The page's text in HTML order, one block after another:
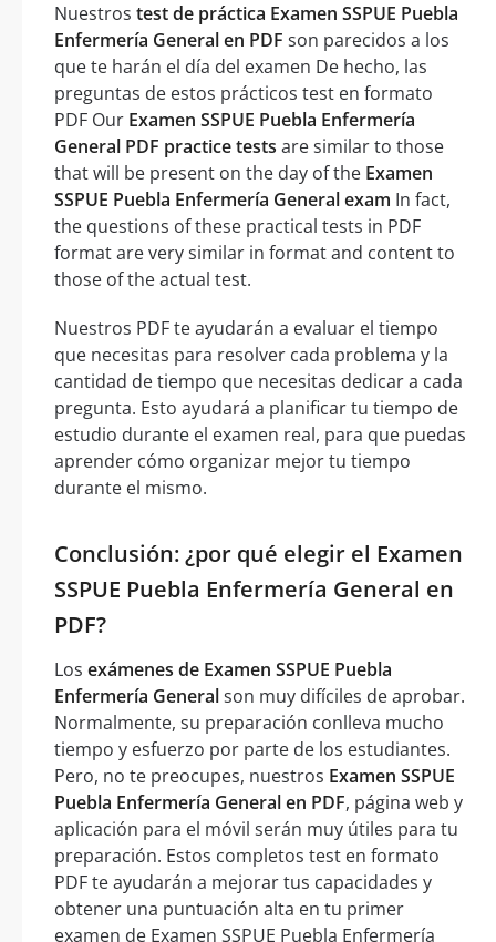
Nuestros test de práctica Examen SSPUE Puebla
Enfermería General en PDF son parecidos a los
que te harán el día del examen De hecho, las
preguntas de estos prácticos test en formato
PDF Our Examen SSPUE Puebla Enfermería
General PDF practice tests are similar to those
that will be present on the day of the Examen
SSPUE Puebla Enfermería General exam In fact,
the questions of these practical tests in PDF
format are very similar in format and content to
those of the actual test.
Nuestros PDF te ayudarán a evaluar el tiempo
que necesitas para resolver cada problema y la
cantidad de tiempo que necesitas dedicar a cada
pregunta. Esto ayudará a planificar tu tiempo de
estudio durante el examen real, para que puedas
aprender cómo organizar mejor tu tiempo
durante el mismo.
Conclusión: ¿por qué elegir el Examen
SSPUE Puebla Enfermería General en
PDF?
Los exámenes de Examen SSPUE Puebla
Enfermería Generalson muy difíciles de aprobar.
Normalmente, su preparación conlleva mucho
tiempo y esfuerzo por parte de los estudiantes.
Pero, no te preocupes, nuestros Examen SSPUE
Puebla Enfermería General en PDF, página web y
aplicación para el móvil serán muy útiles para tu
preparación. Estos completos test en formato
PDF te ayudarán a mejorar tus capacidades y
obtener una puntuación alta en tu primer
examen de Examen SSPUE Puebla Enfermería